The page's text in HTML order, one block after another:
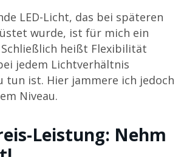
LED-Licht, das bei späteren
wurde, ist für mich ein
Schließlich heißt Flexibilität
jedem Lichtverhältnis
tun ist. Hier jammere ich jedoch
Niveau.
Leistung: Nehm